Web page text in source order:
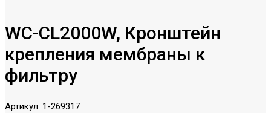
WC-CL2000W, Кронштейн
крепления мембраны к
фильтру
Артикул: 1-269317